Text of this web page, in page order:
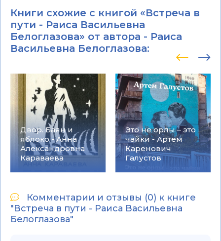
Книги схожие с книгой «Встреча в
пути - Раиса Васильевна
Белоглазова» от автора - Раиса
Васильевна Белоглазова:
Двор. Баян и
яблоко - Анна
Александровна
Караваева
Это не орлы – это
чайки - Артем
Каренович
Галустов
Комментарии и отзывы (0) к книге
"Встреча в пути - Раиса Васильевна
Белоглазова"